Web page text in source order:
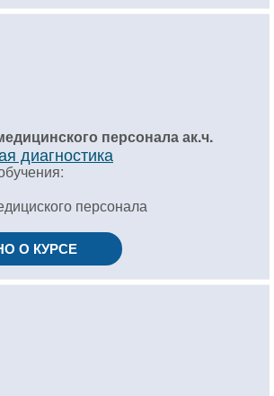
персонала ак.ч.
диагностика
персонала
О КУРСЕ